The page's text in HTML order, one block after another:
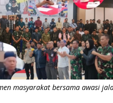
masyarakat bersama awasi